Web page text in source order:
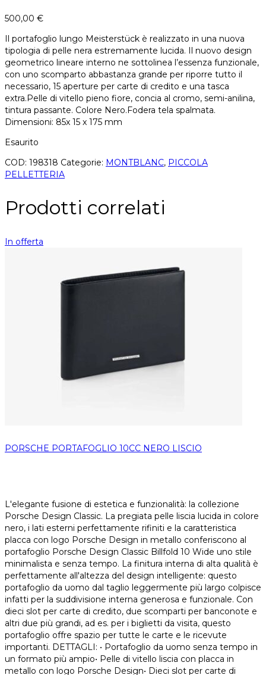
500,00 €
Il portafoglio lungo Meisterstück è realizzato in una nuova
tipologia di pelle nera estremamente lucida. Il nuovo design
geometrico lineare interno ne sottolinea l’essenza funzionale,
con uno scomparto abbastanza grande per riporre tutto il
necessario, 15 aperture per carte di credito e una tasca
extra.Pelle di vitello pieno fiore, concia al cromo, semi-anilina,
tintura passante. Colore Nero.Fodera tela spalmata.
Dimensioni: 85x 15 x 175 mm
Esaurito
COD: 198318 Categorie: MONTBLANC, PICCOLA
PELLETTERIA
Prodotti correlati
In offerta
PORSCHE PORTAFOGLIO 10CC NERO LISCIO
L'elegante fusione di estetica e funzionalità: la collezione
Porsche Design Classic. La pregiata pelle liscia lucida in colore
nero, i lati esterni perfettamente rifiniti e la caratteristica
placca con logo Porsche Design in metallo conferiscono al
portafoglio Porsche Design Classic Billfold 10 Wide uno stile
minimalista e senza tempo. La finitura interna di alta qualità è
perfettamente all'altezza del design intelligente: questo
portafoglio da uomo dal taglio leggermente più largo colpisce
infatti per la suddivisione interna generosa e funzionale. Con
dieci slot per carte di credito, due scomparti per banconote e
altri due più grandi, ad es. per i biglietti da visita, questo
portafoglio offre spazio per tutte le carte e le ricevute
importanti. DETTAGLI: • Portafoglio da uomo senza tempo in
un formato più ampio• Pelle di vitello liscia con placca in
metallo con logo Porsche Design• Dieci slot per carte di